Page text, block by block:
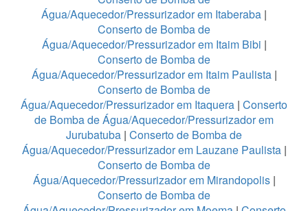
Água/Aquecedor/Pressurizador em Itaberaba |
Conserto de Bomba de
Água/Aquecedor/Pressurizador em Itaim Bibi |
Conserto de Bomba de
Água/Aquecedor/Pressurizador em Itaim Paulista |
Conserto de Bomba de
Água/Aquecedor/Pressurizador em Itaquera | Conserto
de Bomba de Água/Aquecedor/Pressurizador em
Jurubatuba | Conserto de Bomba de
Água/Aquecedor/Pressurizador em Lauzane Paulista |
Conserto de Bomba de
Água/Aquecedor/Pressurizador em Mirandopolis|
Conserto de Bomba de